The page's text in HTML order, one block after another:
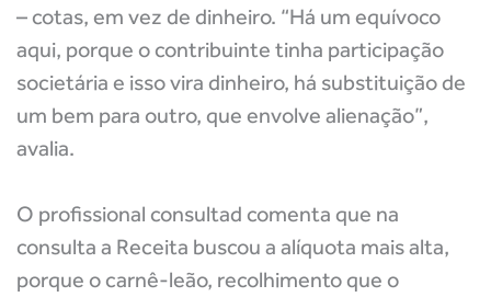
– cotas, em vez de dinheiro. “Há um equívoco
aqui, porque o contribuinte tinha participação
societária e isso vira dinheiro, há substituição de
um bem para outro, que envolve alienação”,
avalia.
O profissional consultad comenta que na
consulta a Receita buscou a alíquota mais alta,
porque o carnê-leão, recolhimento que o